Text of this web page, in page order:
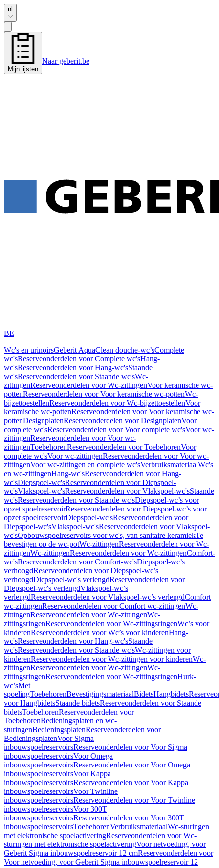
nl
Mijn lijsten
Naar geberit.be
BE
Wc's en urinoirsGeberit AquaClean douche-wc’sComplete
wc'sReserveonderdelen voor Complete wc'sHang-
wc'sReserveonderdelen voor Hang-wc'sStaande
wc'sReserveonderdelen voor Staande wc'sWc-
zittingenReserveonderdelen voor Wc-zittingenVoor keramische wc-
pottenReserveonderdelen voor Voor keramische wc-pottenWc-
bijzettoestellenReserveonderdelen voor Wc-bijzettoestellenVoor
keramische wc-pottenReserveonderdelen voor Voor keramische wc-
pottenDesignplatenReserveonderdelen voor DesignplatenVoor
complete wc'sReserveonderdelen voor Voor complete wc'sVoor wc-
zittingenReserveonderdelen voor Voor wc-
zittingenToebehorenReserveonderdelen voor ToebehorenVoor
complete wc'sVoor wc-zittingenReserveonderdelen voor Voor wc-
zittingenVoor wc-zittingen en complete wc'sVerbruiksmateriaalWc's
en wc-zittingenHang-wc'sReserveonderdelen voor Hang-
wc'sDiepspoel-wc'sReserveonderdelen voor Diepspoel-
wc'sVlakspoel-wc'sReserveonderdelen voor Vlakspoel-wc'sStaande
wc'sReserveonderdelen voor Staande wc'sDiepspoel-wc’s voor
opzet spoelreservoirReserveonderdelen voor Diepspoel-wc’s voor
opzet spoelreservoirDiepspoel-wc'sReserveonderdelen voor
Diepspoel-wc'sVlakspoel-wc'sReserveonderdelen voor Vlakspoel-
wc'sOpbouwspoelreservoirs voor wc's, van sanitaire keramiekTe
bevestigen op de wc-potWc-zittingenReserveonderdelen voor Wc-
zittingenWc-zittingenReserveonderdelen voor Wc-zittingenComfort-
wc'sReserveonderdelen voor Comfort-wc'sDiepspoel-wc’s
verhoogdReserveonderdelen voor Diepspoel-wc’s
verhoogdDiepspoel-wc's verlengdReserveonderdelen voor
Diepspoel-wc's verlengdVlakspoel-wc’s
verlengdReserveonderdelen voor Vlakspoel-wc’s verlengdComfort
wc-zittingenReserveonderdelen voor Comfort wc-zittingenWc-
zittingenReserveonderdelen voor Wc-zittingenWc-
zittingsringenReserveonderdelen voor Wc-zittingsringenWc’s voor
kinderenReserveonderdelen voor Wc’s voor kinderenHang-
wc'sReserveonderdelen voor Hang-wc'sStaande
wc'sReserveonderdelen voor Staande wc'sWc-zittingen voor
kinderenReserveonderdelen voor Wc-zittingen voor kinderenWc-
zittingenReserveonderdelen voor Wc-zittingenWc-
zittingsringenReserveonderdelen voor Wc-zittingsringenHurk-
wc’sMet
spoelingToebehorenBevestigingsmateriaalBidetsHangbidets
voor HangbidetsStaande bidetsReserveonderdelen voor Staande
bidetsToebehorenReserveonderdelen voor
ToebehorenBedieningsplaten en wc-
sturingenBedieningsplatenReserveonderdelen voor
BedieningsplatenVoor Sigma
inbouwspoelreservoirsReserveonderdelen voor Voor Sigma
inbouwspoelreservoirsVoor Omega
inbouwspoelreservoirsReserveonderdelen voor Voor Omega
inbouwspoelreservoirsVoor Kappa
inbouwspoelreservoirsReserveonderdelen voor Voor Kappa
inbouwspoelreservoirsVoor Twinline
inbouwspoelreservoirsReserveonderdelen voor Voor Twinline
inbouwspoelreservoirsVoor 300T
inbouwspoelreservoirsReserveonderdelen voor Voor 300T
inbouwspoelreservoirsToebehorenVerbruiksmateriaalWc-sturingen
met elektronische spoelactiveringReserveonderdelen voor Wc-
sturingen met elektronische spoelactiveringVoor netvoeding, voor
Geberit Sigma inbouwspoelreservoir 12 cmReserveonderdelen voor
Voor netvoeding, voor Geberit Sigma inbouwspoelreservoir 12